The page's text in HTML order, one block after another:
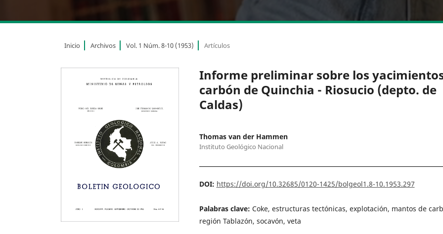
Inicio Archivos Vol. 1 Núm. 8-10 (1953) Artículos
Informe preliminar sobre los
carbón de Quinchia - Riosucio (depto. de
Caldas)
Thomas van der Hammen
Instituto Geológico Nacional
DOI: https://doi.org/10.32685/0120-1425/bolgeol1.8-10.1953.297
Palabras clave: Coke, estructuras tectónicas, explotación, mantos de
región Tablazón, socavón, veta